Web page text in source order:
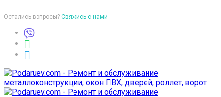
Остались вопросы? Свяжись с нами